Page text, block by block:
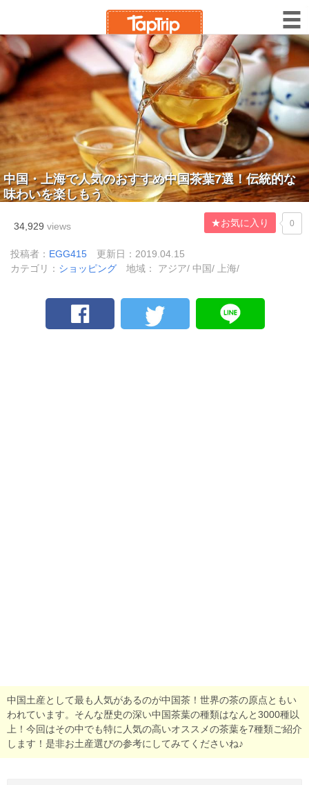
中国・上海で人気のおすすめ中国茶葉7選！伝統的な
味わいを楽しもう
34,929 views ★お気に入り 0
投稿者： EGG415
更新日：2019.04.15
カテゴリ： ショッピング 地域： アジア/ 中国/ 上海/
中国土産として最も人気があるのが中国茶！世界の茶の原点ともい
われています。そんな歴史の深い中国茶葉の種類はなんと3000種以
上！今回はその中でも特に人気の高いオススメの茶葉を7種類ご紹介
します！是非お土産選びの参考にしてみてくださいね♪